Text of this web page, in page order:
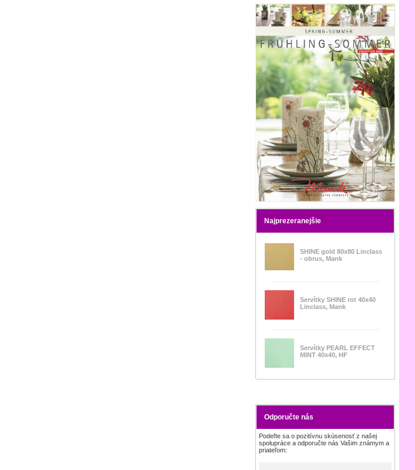
Najprezeranejšie
SHINE gold 80x80 Linclass
- obrus, Mank
Servítky SHINE rot 40x40
Linclass, Mank
Servítky PEARL EFFECT
MINT 40x40, HF
Odporučte nás
Podeľte sa o pozitívnu skúsenosť z našej
spolupráce a odporučte nás Vašim známym a
priateľom: